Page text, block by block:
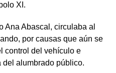
XI.
Ana Abascal, circulaba al
por causas que aún se
control del vehículo e
del alumbrado público.